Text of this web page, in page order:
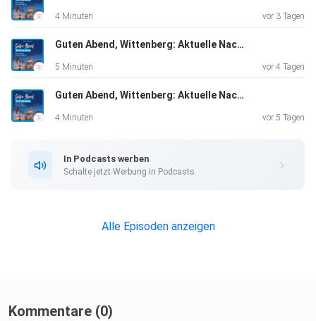
4 Minuten vor 3 Tagen
Guten Abend, Wittenberg: Aktuelle Nachrichten vom 05.08.2026, erstellt mit KI-Unterstützung
5 Minuten vor 4 Tagen
Guten Abend, Wittenberg: Aktuelle Nachrichten vom 04.08.2026, erstellt mit KI-Unterstützung
4 Minuten vor 5 Tagen
In Podcasts werben
Schalte jetzt Werbung in Podcasts.
Alle Episoden anzeigen
Kommentare (0)